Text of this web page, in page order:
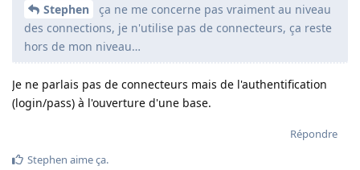
Stephen
ça ne me concerne pas vraiment au niveau
des connections, je n'utilise pas de connecteurs, ça reste
hors de mon niveau…
Je ne parlais pas de connecteurs mais de l'authentification
(login/pass) à l'ouverture d'une base.
Répondre
Stephen aime ça.